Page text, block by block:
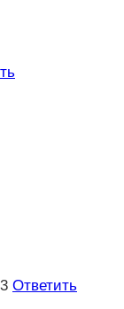
Ответить